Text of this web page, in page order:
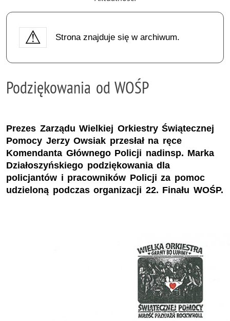
Strona znajduje się w archiwum.
Podziękowania od WOŚP
Prezes Zarządu Wielkiej Orkiestry Świątecznej
Pomocy Jerzy Owsiak przesłał na ręce
Komendanta Głównego Policji nadinsp. Marka
Działoszyńskiego podziękowania dla
policjantów i pracowników Policji za pomoc
udzieloną podczas organizacji 22. Finału WOŚP.